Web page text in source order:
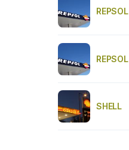
REPSOL
REPSOL
SHELL